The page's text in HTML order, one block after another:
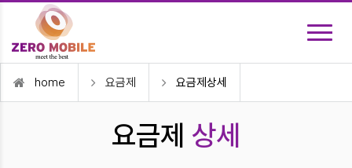
home 요금제 요금제상세
요금제 상세